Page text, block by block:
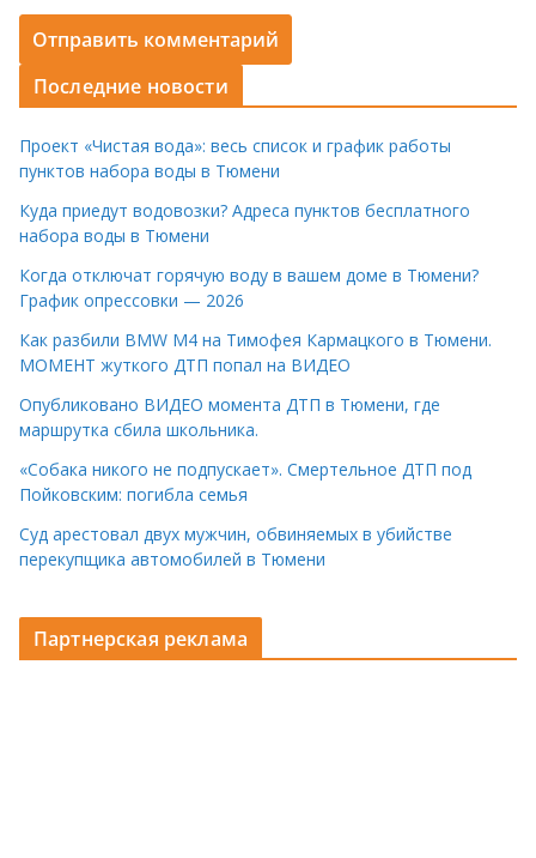
Последние новости
Проект «Чистая вода»: весь список и график работы
пунктов набора воды в Тюмени
Куда приедут водовозки? Адреса пунктов бесплатного
набора воды в Тюмени
Когда отключат горячую воду в вашем доме в Тюмени?
График опрессовки — 2026
Как разбили BMW M4 на Тимофея Кармацкого в Тюмени.
МОМЕНТ жуткого ДТП попал на ВИДЕО
Опубликовано ВИДЕО момента ДТП в Тюмени, где
маршрутка сбила школьника.
«Собака никого не подпускает». Смертельное ДТП под
Пойковским: погибла семья
Суд арестовал двух мужчин, обвиняемых в убийстве
перекупщика автомобилей в Тюмени
Партнерская реклама